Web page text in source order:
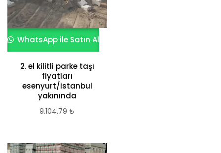
WhatsApp ile Satın Al
2. el kilitli parke taşı
fiyatları
esenyurt/istanbul
yakınında
9.104,79 ₺